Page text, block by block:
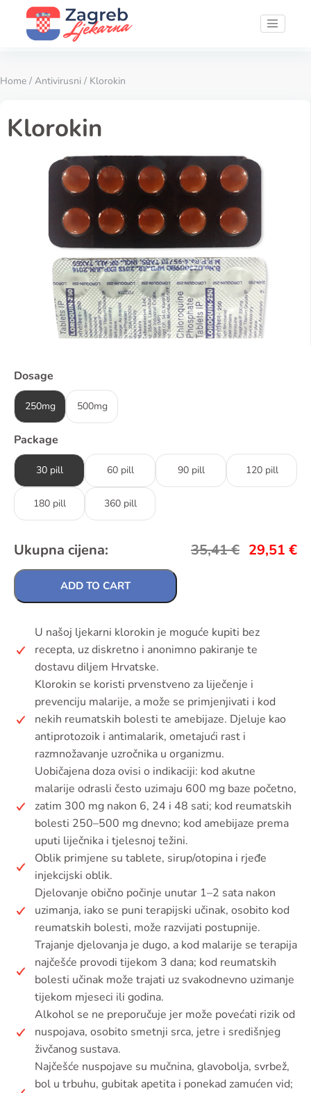
Home / Antivirusni / Klorokin
Klorokin
Dosage
250mg 500mg
Package
30 pill 60 pill 90 pill 120 pill
180 pill 360 pill
Ukupna cijena: 35,41€ 29,51 €
ADD TO CART
U našoj ljekarni klorokin je moguće kupiti bez
recepta, uz diskretno i anonimno pakiranje te
dostavu diljem Hrvatske.
Klorokin se koristi prvenstveno za liječenje i
prevenciju malarije, a može se primjenjivati i kod
nekih reumatskih bolesti te amebijaze. Djeluje kao
antiprotozoik i antimalarik, ometajući rast i
razmnožavanje uzročnika u organizmu.
Uobičajena doza ovisi o indikaciji: kod akutne
malarije odrasli često uzimaju 600 mg baze početno,
zatim 300 mg nakon 6, 24 i 48 sati; kod reumatskih
bolesti 250–500 mg dnevno; kod amebijaze prema
uputi liječnika i tjelesnoj težini.
Oblik primjene su tablete, sirup/otopina i rjeđe
injekcijski oblik.
Djelovanje obično počinje unutar 1–2 sata nakon
uzimanja, iako se puni terapijski učinak, osobito kod
reumatskih bolesti, može razvijati postupnije.
Trajanje djelovanja je dugo, a kod malarije se terapija
najčešće provodi tijekom 3 dana; kod reumatskih
bolesti učinak može trajati uz svakodnevno uzimanje
tijekom mjeseci ili godina.
Alkohol se ne preporučuje jer može povećati rizik od
nuspojava, osobito smetnji srca, jetre i središnjeg
živčanog sustava.
Najčešće nuspojave su mučnina, glavobolja, svrbež,
bol u trbuhu, gubitak apetita i ponekad zamućen vid;